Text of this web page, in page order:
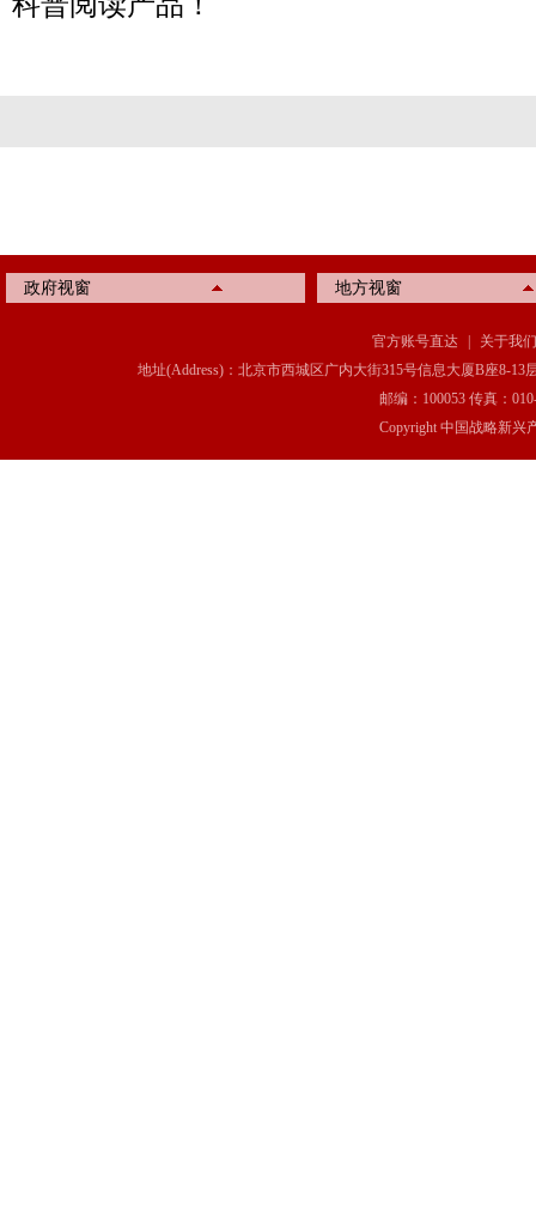
政府视窗 地方视窗
官方账号直达 |
关于我们
地址(Address)：北京市西城区广内大街315号信息大厦B座8-13
邮编：100053 传真：
Copyright 中国战略新兴